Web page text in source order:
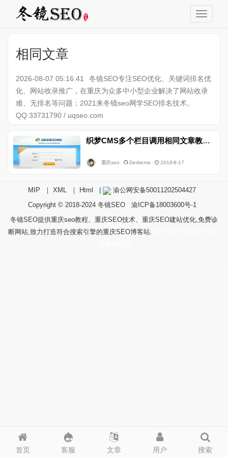
相同文章
2026-08-07 05:16:41
冬镜SEO专注SEO优化、关键词排名优
化、网站收录推广，在重庆为众多中小型企业解决了网站收录
难、无排名等问题；2021来冬镜seo网学SEO排名技术。
QQ:33731790 / uqseo.com
织梦CMS多个栏目调用相同文章教程
重庆seo Dedecms 2018-8-17
首页 客服 文章 用户 搜索
MIP ｜ XML ｜ Html
渝公网安备50011202504427
Copyright © 2018-2024 冬镜SEO
渝ICP备18003600号-1
冬镜SEO提供重庆seo教程、重庆SEO技术、重庆SEO建站优化,免费诊
断网站,致力打造符合搜索引擎的重庆SEO博客站.